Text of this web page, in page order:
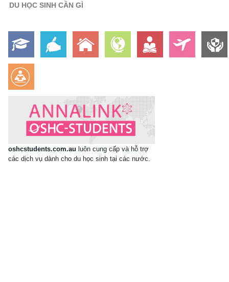
DU HỌC SINH CẦN GÌ
oshcstudents.com.au luôn cung cấp và hỗ trợ
các dịch vụ dành cho du học sinh tại các nước.